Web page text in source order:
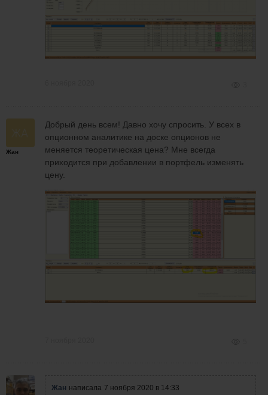
Жан
Добрый день всем! Давно хочу спросить. У всех в
опционном аналитике на доске опционов не
меняется теоретическая цена? Мне всегда
приходится при добавлении в портфель изменять
цену.
Жан написала 7 ноября 2020 в 14:33